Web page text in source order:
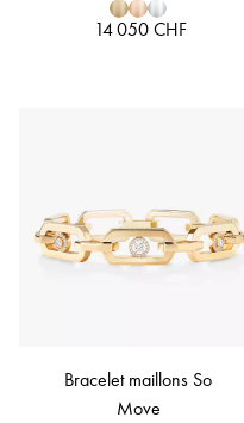
14 050 CHF
Bracelet maillons So
Move